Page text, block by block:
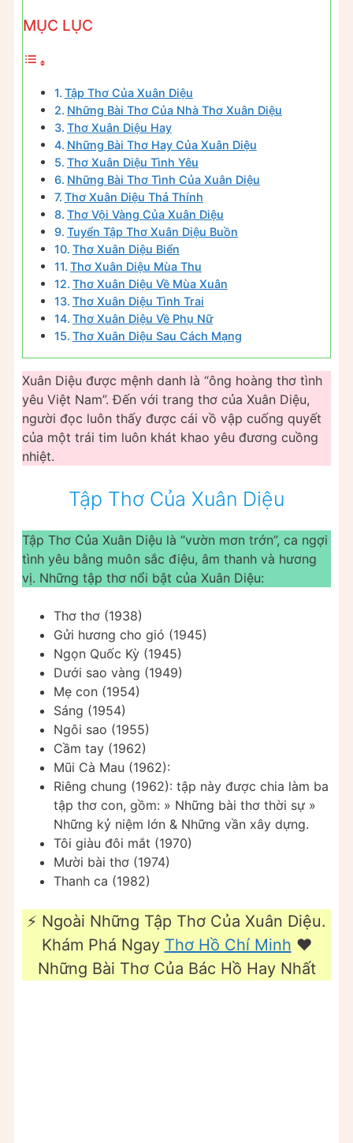
MỤC LỤC
Tập Thơ Của Xuân Diệu
Những Bài Thơ Của Nhà Thơ Xuân Diệu
Thơ Xuân Diệu Hay
Những Bài Thơ Hay Của Xuân Diệu
Thơ Xuân Diệu Tình Yêu
Những Bài Thơ Tình Của Xuân Diệu
Thơ Xuân Diệu Thả Thính
Thơ Vội Vàng Của Xuân Diệu
Tuyển Tập Thơ Xuân Diệu Buồn
Thơ Xuân Diệu Biển
Thơ Xuân Diệu Mùa Thu
Thơ Xuân Diệu Về Mùa Xuân
Thơ Xuân Diệu Tình Trai
Thơ Xuân Diệu Về Phụ Nữ
Thơ Xuân Diệu Sau Cách Mạng
Xuân Diệu được mệnh danh là “ông hoàng thơ tình
yêu Việt Nam”. Đến với trang thơ của Xuân Diệu,
người đọc luôn thấy được cái vồ vập cuống quyết
của một trái tim luôn khát khao yêu đương cuồng
nhiệt.
Tập Thơ Của Xuân Diệu
Tập Thơ Của Xuân Diệu là “vườn mơn trớn”, ca ngợi
tình yêu bằng muôn sắc điệu, âm thanh và hương
vị. Những tập thơ nổi bật của Xuân Diệu:
Thơ thơ (1938)
Gửi hương cho gió (1945)
Ngọn Quốc Kỳ (1945)
Dưới sao vàng (1949)
Mẹ con (1954)
Sáng (1954)
Ngôi sao (1955)
Cầm tay (1962)
Mũi Cà Mau (1962):
Riêng chung (1962): tập này được chia làm ba
tập thơ con, gồm: » Những bài thơ thời sự »
Những kỷ niệm lớn & Những vần xây dựng.
Tôi giàu đôi mắt (1970)
Mười bài thơ (1974)
Thanh ca (1982)
⚡ Ngoài Những Tập Thơ Của Xuân Diệu.
Khám Phá Ngay Thơ Hồ Chí Minh ❤️
Những Bài Thơ Của Bác Hồ Hay Nhất